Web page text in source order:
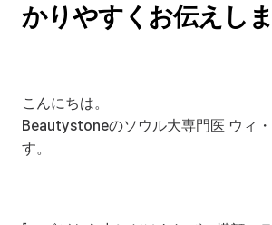
かりやすくお伝えし
こんにちは。
Beautystoneのソウル大専門医 ウィ
す。